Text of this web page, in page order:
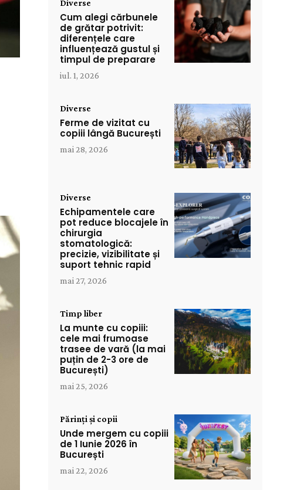
Diverse
Cum alegi cărbunele
de grătar potrivit:
diferențele care
influențează gustul și
timpul de preparare
iul. 1, 2026
Diverse
Ferme de vizitat cu
copiii lângă București
mai 28, 2026
Diverse
Echipamentele care
pot reduce blocajele în
chirurgia
stomatologică:
precizie, vizibilitate și
suport tehnic rapid
mai 27, 2026
Timp liber
La munte cu copiii:
cele mai frumoase
trasee de vară (la mai
puțin de 2-3 ore de
București)
mai 25, 2026
Părinți și copii
Unde mergem cu copiii
de 1 Iunie 2026 în
București
mai 22, 2026